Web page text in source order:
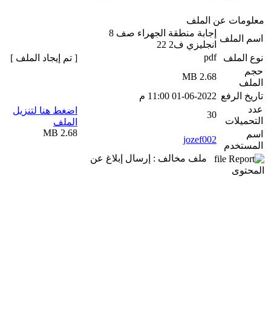
معلومات عن الملف
اسم الملف
إجابة منطقة الجهراء صف 8
انجليزي ف2 22
نوع الملف
pdf
حجم
الملف
2.68 MB
تاريخ الرفع 01-06-2022 11:00 م
عدد
التحميلات
30
اسم
المستخدم
jozef002
ملف مخالف : إرسال إبلاغ عن
المحتوى
[ تم إيجاد الملف ]
اضغط هنا لتنزيل
الملف
2.68 MB